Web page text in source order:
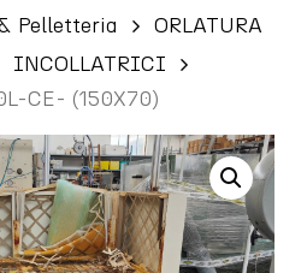
Pelletteria
ORLATURA
INCOLLATRICI
CE- (150X70)